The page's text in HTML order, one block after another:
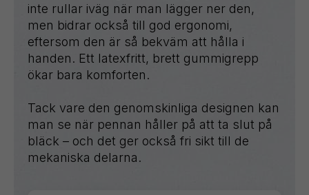
inte rullar iväg när man lägger ner den,
men bidrar också till god ergonomi,
eftersom den är så bekväm att hålla i
handen. Ett latexfritt, brett gummigrepp
ökar bara komforten.
Tack vare den genomskinliga designen kan
man se när pennan håller på att ta slut på
bläck – och det ger också fri sikt till de
mekaniska delarna.